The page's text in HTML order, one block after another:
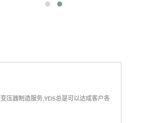
压器制造服务,YDS总是可以达成客户各